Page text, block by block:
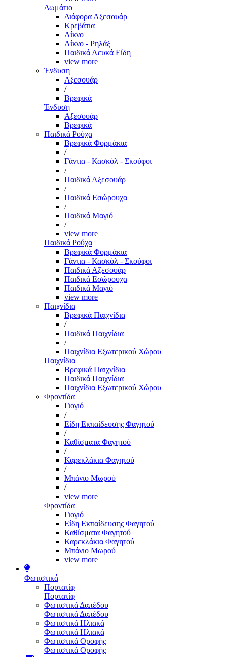
Δωμάτιο
Διάφορα Αξεσουάρ
Κρεβάτια
Λίκνο
Λίκνο - Ρηλάξ
Παιδικά Λευκά Είδη
view more
Ένδυση
Αξεσουάρ
/
Βρεφικά
Ένδυση
Αξεσουάρ
Βρεφικά
Παιδικά Ρούχα
Βρεφικά Φορμάκια
/
Γάντια - Κασκόλ - Σκούφοι
/
Παιδικά Αξεσουάρ
/
Παιδικά Εσώρουχα
/
Παιδικά Μαγιό
/
view more
Παιδικά Ρούχα
Βρεφικά Φορμάκια
Γάντια - Κασκόλ - Σκούφοι
Παιδικά Αξεσουάρ
Παιδικά Εσώρουχα
Παιδικά Μαγιό
view more
Παιχνίδια
Βρεφικά Παιχνίδια
/
Παιδικά Παιχνίδια
/
Παιχνίδια Εξωτερικού Χώρου
Παιχνίδια
Βρεφικά Παιχνίδια
Παιδικά Παιχνίδια
Παιχνίδια Εξωτερικού Χώρου
Φροντίδα
Γιογιό
/
Είδη Εκπαίδευσης Φαγητού
/
Καθίσματα Φαγητού
/
Καρεκλάκια Φαγητού
/
Μπάνιο Μωρού
/
view more
Φροντίδα
Γιογιό
Είδη Εκπαίδευσης Φαγητού
Καθίσματα Φαγητού
Καρεκλάκια Φαγητού
Μπάνιο Μωρού
view more
Φωτιστικά
Πορτατίφ
Πορτατίφ
Φωτιστικά Δαπέδου
Φωτιστικά Δαπέδου
Φωτιστικά Ηλιακά
Φωτιστικά Ηλιακά
Φωτιστικά Οροφής
Φωτιστικά Οροφής